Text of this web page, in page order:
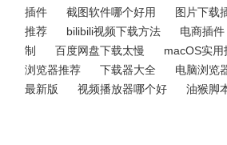
插件
截图软件哪个好用 图片下载
推荐
bilibili视频下载方法 电商插件
制
百度网盘下载太慢 macOS实用
浏览器推荐
下载器大全 电脑浏览
最新版
视频播放器哪个好 油猴脚